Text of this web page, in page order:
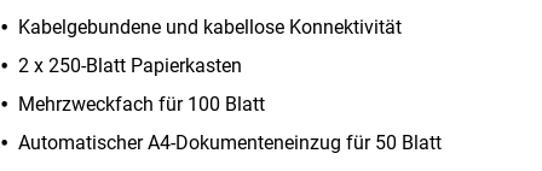
Kabelgebundene und kabellose Konnektivität
2 x 250-Blatt Papierkasten
Mehrzweckfach für 100 Blatt
Automatischer A4-Dokumenteneinzug für 50 Blatt